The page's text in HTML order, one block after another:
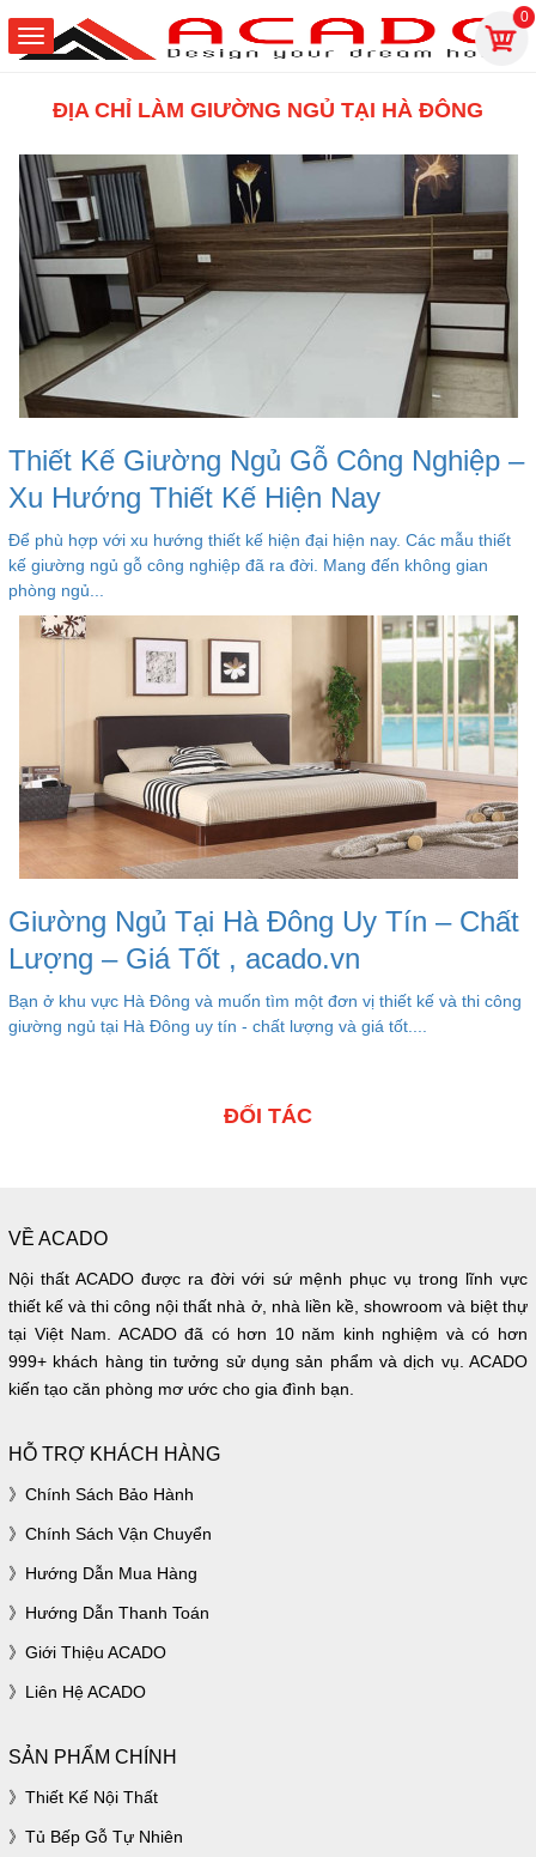
0
ĐỊA CHỈ LÀM GIƯỜNG NGỦ TẠI HÀ ĐÔNG
Thiết Kế Giường Ngủ Gỗ Công Nghiệp –
Xu Hướng Thiết Kế Hiện Nay
Để phù hợp với xu hướng thiết kế hiện đại hiện nay. Các mẫu thiết
kế giường ngủ gỗ công nghiệp đã ra đời. Mang đến không gian
phòng ngủ...
Giường Ngủ Tại Hà Đông Uy Tín – Chất
Lượng – Giá Tốt , acado.vn
Bạn ở khu vực Hà Đông và muốn tìm một đơn vị thiết kế và thi công
giường ngủ tại Hà Đông uy tín - chất lượng và giá tốt....
ĐỐI TÁC
VỀ ACADO
Nội thất ACADO được ra đời với sứ mệnh phục vụ trong lĩnh vực
thiết kế và thi công nội thất nhà ở, nhà liền kề, showroom và biệt thự
tại Việt Nam. ACADO đã có hơn 10 năm kinh nghiệm và có hơn
999+ khách hàng tin tưởng sử dụng sản phẩm và dịch vụ. ACADO
kiến tạo căn phòng mơ ước cho gia đình bạn.
HỖ TRỢ KHÁCH HÀNG
Chính Sách Bảo Hành
Chính Sách Vận Chuyển
Hướng Dẫn Mua Hàng
Hướng Dẫn Thanh Toán
Giới Thiệu ACADO
Liên Hệ ACADO
SẢN PHẨM CHÍNH
Thiết Kế Nội Thất
Tủ Bếp Gỗ Tự Nhiên